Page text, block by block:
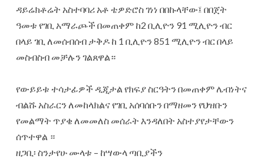
ዳይሬክቶሬት አስተባባሪ አቶ ቴዎድሮስ ገነነ በበኩላቸው፤ በበጀት
ዓመቱ የገቢ አማራጮች በመጠቀም ከ2 ቢሊዮን 91 ሚሊዮን ብር
በላይ ገቢ ለመሰብሰብ ታቅዶ ከ 1 ቢሊዮን 851 ሚሊዮን ብር በላይ
መስብስብ መቻሉን ገልጸዋል።
‎የውይይቱ ተሳታፊዎች ዲጂታል የክፍያ ስርዓትን በመጠቀም ሌብነትና
ብልሹ አስራርን ለመከላክልና የገቢ አሰባሰቡን በማዘመን የህዝቡን
የመልማት ጥያቄ ለመመለስ መሰራት እንዳለበት አስተያየታቸውን
ሰጥተዋል ።
‎ዘጋቢ፡ ስንታየሁ ሙላቱ – ከሣውላ ጣቢያችን